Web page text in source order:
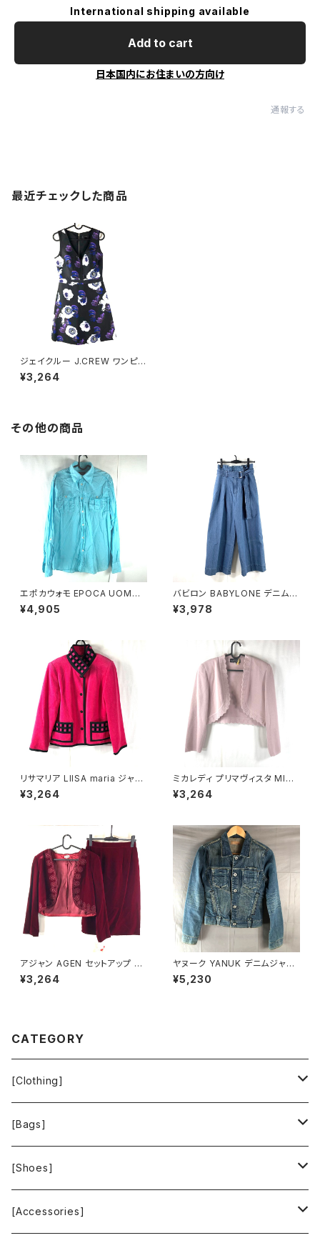
International shipping available
Add to cart
日本国内にお住まいの方向け
通報する
最近チェックした商品
ジェイクルー J.CREW ワンピー
ス 花柄 ノースリーブ 黒 0サイ
ズ 869461
¥3,264
その他の商品
エポカウォモ EPOCA UOMO
シャツ 長袖 綿100％ 水色 48
サイズ 921476
¥4,905
バビロン BABYLONE デニムパ
ンツ ワイド ベルト付き 青系 38
サイズ 900589
¥3,978
リサマリア LIISA maria ジャケ
ット 裏地花柄 綿 肩パット ピン
ク 900697
¥3,264
ミカレディ プリマヴィスタ MICA
LADY PRIMAVISTA カーディ
ガン 長袖 ビーズ 肩パッド ピン
¥3,264
アジャン AGEN セットアップ ス
カートスーツ 長袖 ベロア生地
レース 肩パッド タグ付き ボルド
¥3,264
ヤヌーク YANUK デニムジャケ
ット Gジャン ロゴボタン ヴィン
テージ加工 ダメージ加工 イン
¥5,230
CATEGORY
[Clothing]
Krochet Kids International
[Bags]
BAGGU
FOOD TEXTILE
[Shoes]
TOMS
[Accessories]